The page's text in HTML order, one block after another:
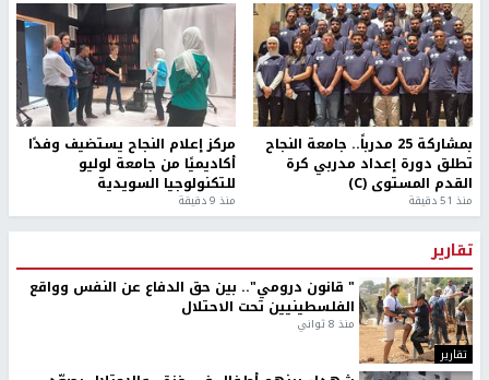
بمشاركة 25 مدرباً.. جامعة النجاح
تطلق دورة إعداد مدربي كرة
القدم المستوى (C)
منذ 51 دقيقة
مركز إعلام النجاح يستضيف وفدًا
أكاديميًا من جامعة لوليو
للتكنولوجيا السويدية
منذ 9 دقيقة
تقارير
تقارير
" قانون درومي".. بين حق الدفاع عن النفس وواقع
الفلسطينيين تحت الاحتلال
منذ 8 ثواني